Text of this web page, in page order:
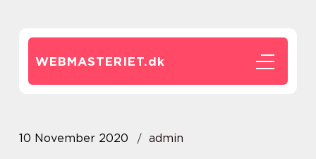
WEBMASTERIET.dk
10 November 2020 admin